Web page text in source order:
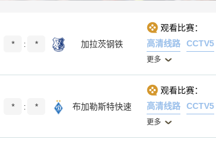
* : * 加拉茨钢铁
观看比赛：
高清线路
CCTV5
更多
* : * 布加勒斯特快速
观看比赛：
高清线路
CCTV5
更多